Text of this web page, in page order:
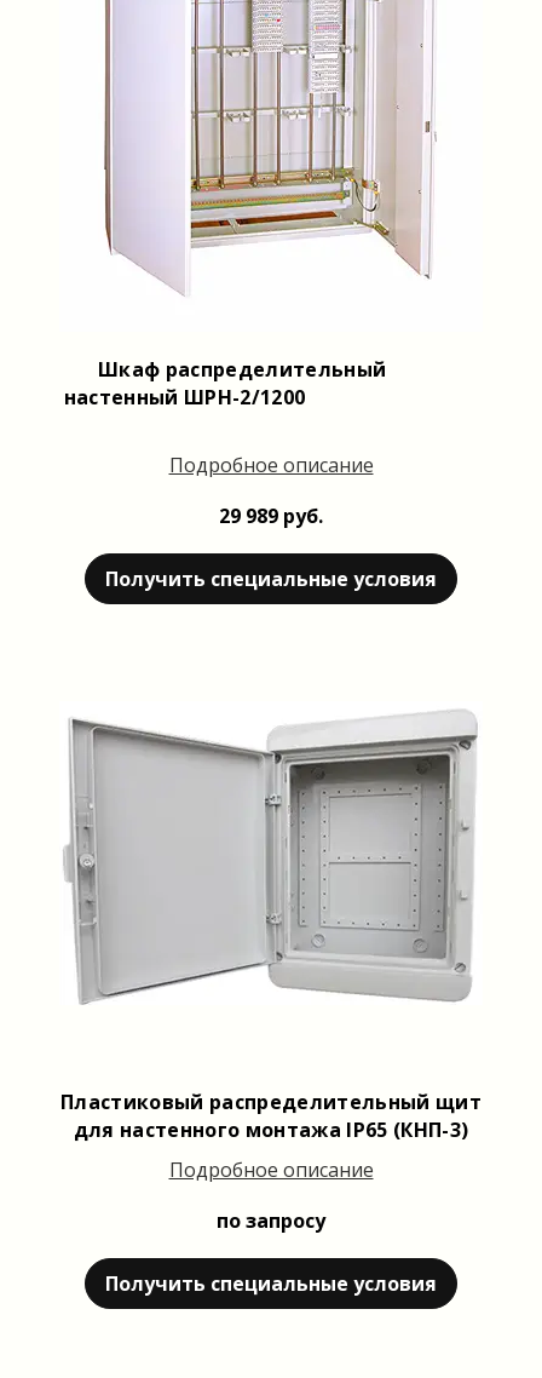
Шкаф распределительный
настенный ШРН-2/1200
Подробное описание
29 989 руб.
Получить специальные условия
Пластиковый распределительный щит
для настенного монтажа IP65 (КНП-3)
Подробное описание
по запросу
Получить специальные условия